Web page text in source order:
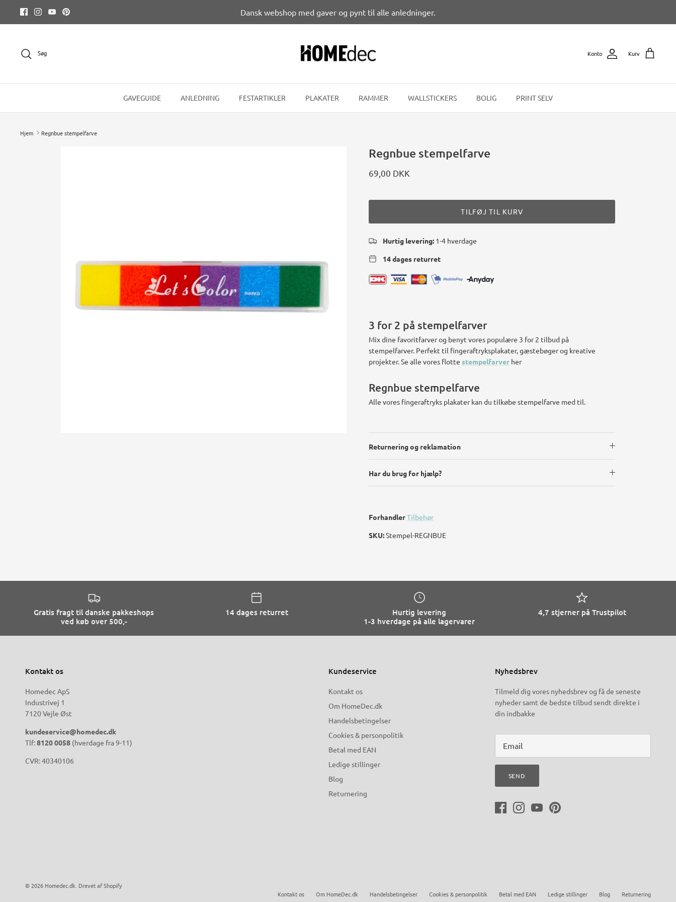
indhold
Dansk webshop med gaver og pynt til alle anledninger.
Søg Konto Kurv
GAVEGUIDE ANLEDNING FESTARTIKLER PLAKATER RAMMER WALLSTICKERS BOLIG PRINT SELV
Hjem Regnbue stempelfarve
Regnbue stempelfarve
69,00 DKK
TILFØJ TIL KURV
Hurtig levering: 1-4 hverdage
14 dages returret
3 for 2 på stempelfarver
Mix dine favoritfarver og benyt vores populære 3 for 2 tilbud på
stempelfarver. Perfekt til fingeraftryksplakater, gæstebøger og kreative
projekter.Se alle vores flotte stempelfarver her
Regnbue stempelfarve
Alle vores fingeraftryks plakater kan du tilkøbe stempelfarve med til.
Returnering og reklamation
Har du brug for hjælp?
ForhandlerTilbehør
SKU:Stempel-REGNBUE
Gratis fragt til danske pakkeshops
ved køb over 500,-
14 dages returret
Hurtig levering
1-3 hverdage på alle lagervarer
4,7 stjerner på Trustpilot
Kontakt os
Homedec ApS
Industrivej 1
7120 Vejle Øst
kundeservice@homedec.dk
Tlf:8120 0058 (hverdage fra 9-11)
CVR: 40340106
Kundeservice
Kontakt os
Om HomeDec.dk
Handelsbetingelser
Cookies & personpolitik
Betal med EAN
Ledige stillinger
Blog
Returnering
Nyhedsbrev
Tilmeld dig vores nyhedsbrev og få de seneste
nyheder samt de bedste tilbud sendt direkte i
din indbakke
SEND
Kontakt os Om HomeDec.dk Handelsbetingelser Cookies & personpolitik Betal med EAN Ledige stillinger Blog Returnering
© 2026 Homedec.dk Drevet af Shopify